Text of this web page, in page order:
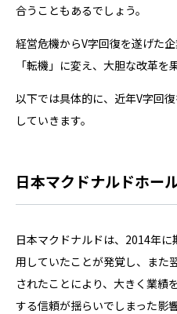
合うこともあるでしょう。
経営危機からV字回復を遂げた
「転機」に変え、大胆な改革を
以下では具体的に、近年V字回
していきます。
日本マクドナルドホー
日本マクドナルドは、2014年
用していたことが発覚し、また
されたことにより、大きく業績
する信頼が揺らいでしまった影